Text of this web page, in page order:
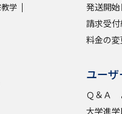
ージ（高3生用）
）
べる
学
発送開
請求受
料金の
ユー
Ｑ＆Ａ
大学進